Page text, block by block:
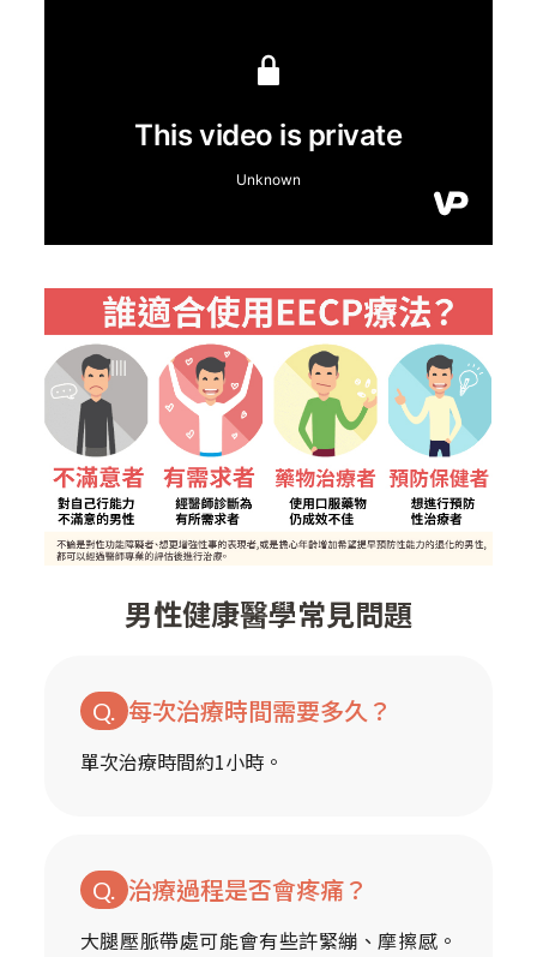
男性健康醫學常見問題
每次治療時間需要多久？
單次治療時間約1小時。
治療過程是否會疼痛？
大腿壓脈帶處可能會有些許緊繃、摩擦感。